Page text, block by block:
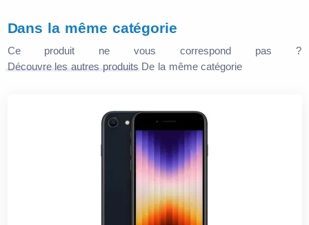
Dans la même catégorie
Ce produit ne vous correspond pas ?
Découvre les autres produits De la même catégorie